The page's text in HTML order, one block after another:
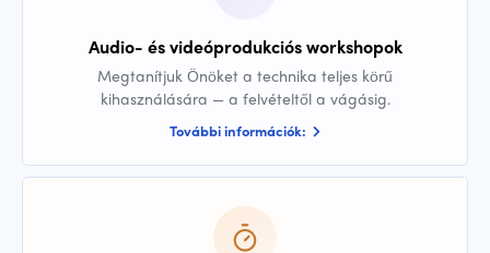
Audio- és videóprodukciós workshopok
Megtanítjuk Önöket a technika teljes körű
kihasználására — a felvételtől a vágásig.
További információk: